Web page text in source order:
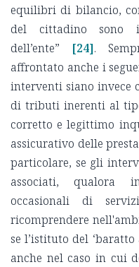
equilibri di bilancio,
del cittadino
dell’ente”
[24].
affrontato anche i
interventi siano invece
di tributi inerenti al
corretto e legittimo
assicurativo delle
particolare, se gli
associati, qualora
occasionali di
ricomprendere
se l’istituto del
anche nel caso in cui